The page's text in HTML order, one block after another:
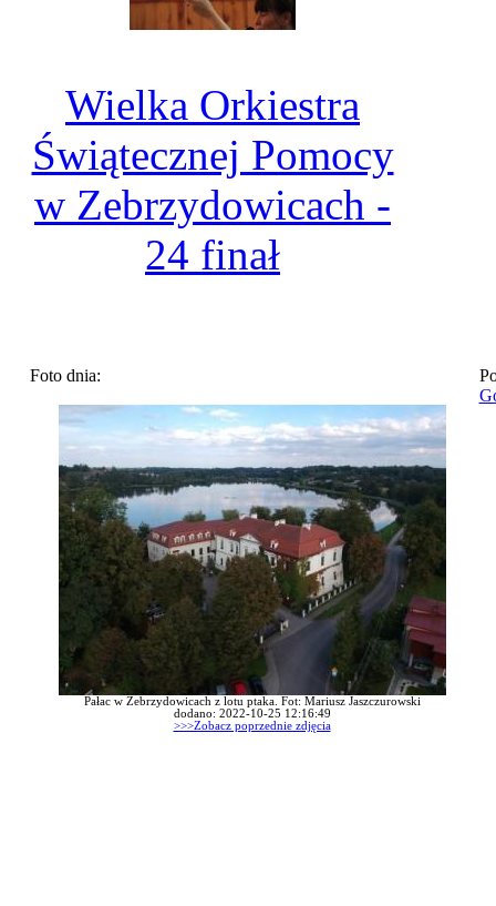
Wielka Orkiestra
Świątecznej Pomocy
w Zebrzydowicach -
24 finał
Foto dnia:
Pałac w Zebrzydowicach z lotu ptaka. Fot: Mariusz Jaszczurowski
dodano: 2022-10-25 12:16:49
>>>Zobacz poprzednie zdjęcia